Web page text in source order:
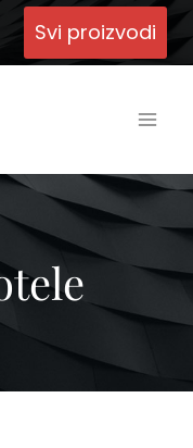
Svi proizvodi